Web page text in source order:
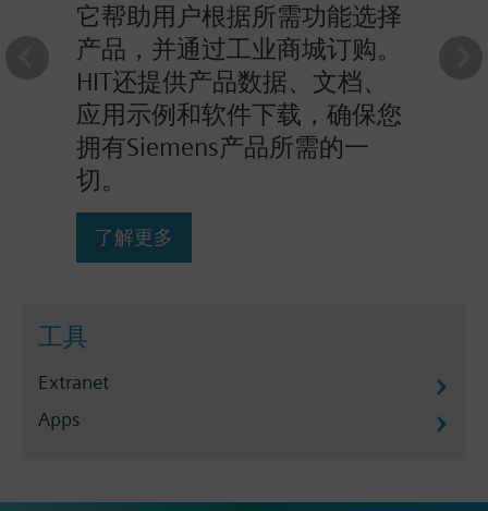
它帮助用户根据所需功能选择
产品，并通过工业商城订购。
HIT还提供产品数据、文档、
应用示例和软件下载，确保您
拥有Siemens产品所需的一
切。
了解更多
工具
Extranet
Apps